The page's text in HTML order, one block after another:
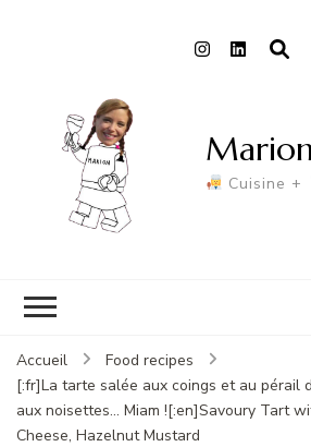
Cuisine +
Accueil
Food recipes
[:fr]La tarte salée aux coings et au pérail
aux noisettes... Miam ![:en]Savoury Tart
Cheese, Hazelnut Mustard